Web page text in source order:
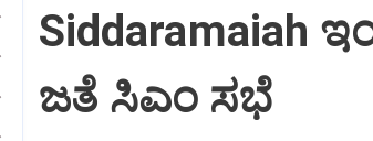
Siddaramaiah
ಜತೆ ಸಿಎಂ ಸಭೆ